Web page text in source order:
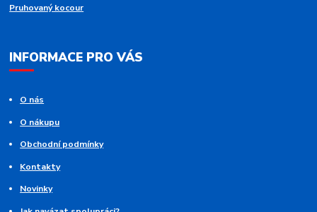
Pruhovaný kocour
INFORMACE PRO VÁS
O nás
O nákupu
Obchodní podmínky
Kontakty
Novinky